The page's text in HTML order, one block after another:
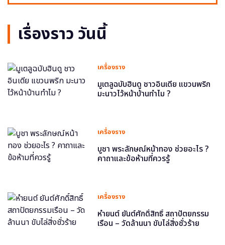
เรื่องราว วันนี้
เครื่องราง
มูเตลูฉบับฮินดู ชาวอินเดีย แขวนพริก
มะนาวไว้หน้าบ้านทำไม ?
เครื่องราง
บูชา พระลักษณ์หน้าทอง ช่วยอะไร ?
คาถาและข้อห้ามที่ควรรู้
เครื่องราง
หำยนต์ ยันต์ศักดิ์สิทธิ์ สถาปัตยกรรม
เรือน – วัดล้านนา ขับไล่สิ่งชั่วร้าย